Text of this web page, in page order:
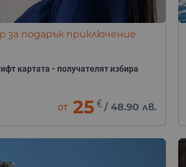
за подарък приключение
картата - получателят избира
от 25 € /48.90 лв.